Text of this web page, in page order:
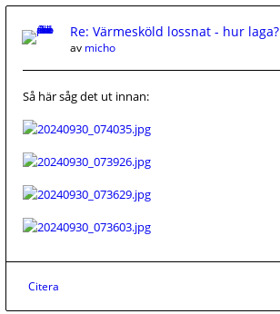
Re: Värmesköld lossnat - hur laga?
av micho
Så här såg det ut innan:
Citera